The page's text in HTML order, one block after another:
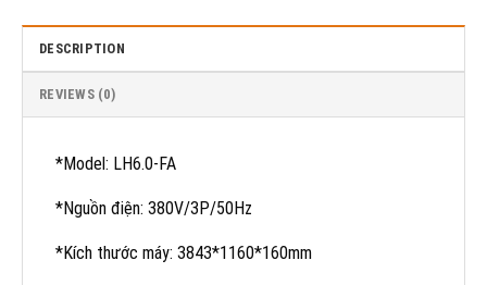
DESCRIPTION
REVIEWS (0)
*Model: LH6.0-FA
*Nguồn điện: 380V/3P/50Hz
*Kích thước máy: 3843*1160*160mm